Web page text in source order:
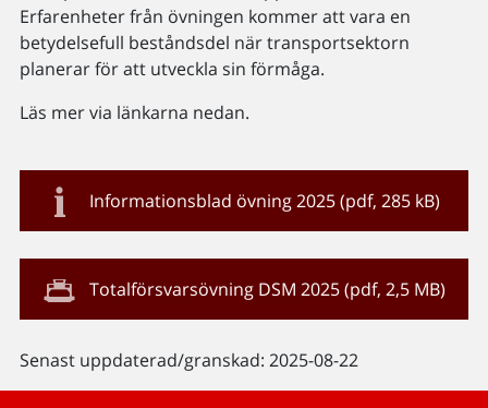
Erfarenheter från övningen kommer att vara en
betydelsefull beståndsdel när transportsektorn
planerar för att utveckla sin förmåga.
Läs mer via länkarna nedan.
Informationsblad övning 2025 (pdf, 285 kB)
Totalförsvarsövning DSM 2025 (pdf, 2,5 MB)
Senast uppdaterad/granskad: 2025-08-22